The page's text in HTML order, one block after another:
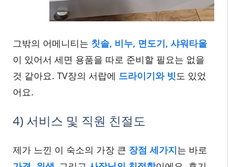
그밖의 어메니티는 칫솔, 비누, 면도기, 샤워타올
이 있어서 세면 용품을 따로 준비할 필요는 없을
것 같아요. TV장의 서랍에 드라이기와 빗도 있었
어요.
4) 서비스 및 직원 친절도
제가 느낀 이 숙소의 가장 큰 장점 세가지는 바로